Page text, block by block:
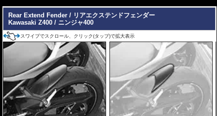
Rear Extend Fender / リアエクステンドフェンダー
Kawasaki Z400 / ニンジャ400
スワイプでスクロール、クリック(タップ)で拡大表示